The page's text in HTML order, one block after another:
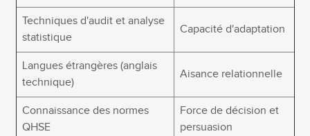
Techniques d'audit et analyse
statistique
Capacité d'adaptation
Langues étrangères (anglais
technique)
Aisance relationnelle
Connaissance des normes
QHSE
Force de décision et
persuasion